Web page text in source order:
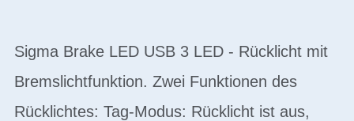
Sigma Brake LED USB 3 LED - Rücklicht mit
Bremslichtfunktion. Zwei Funktionen des
Rücklichtes: Tag-Modus: Rücklicht ist aus,